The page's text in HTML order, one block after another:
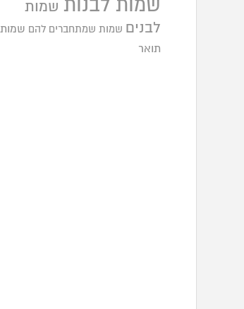
שמות לבנות שמות
לבנים
שמות שמתחברים להם שמות
תואר